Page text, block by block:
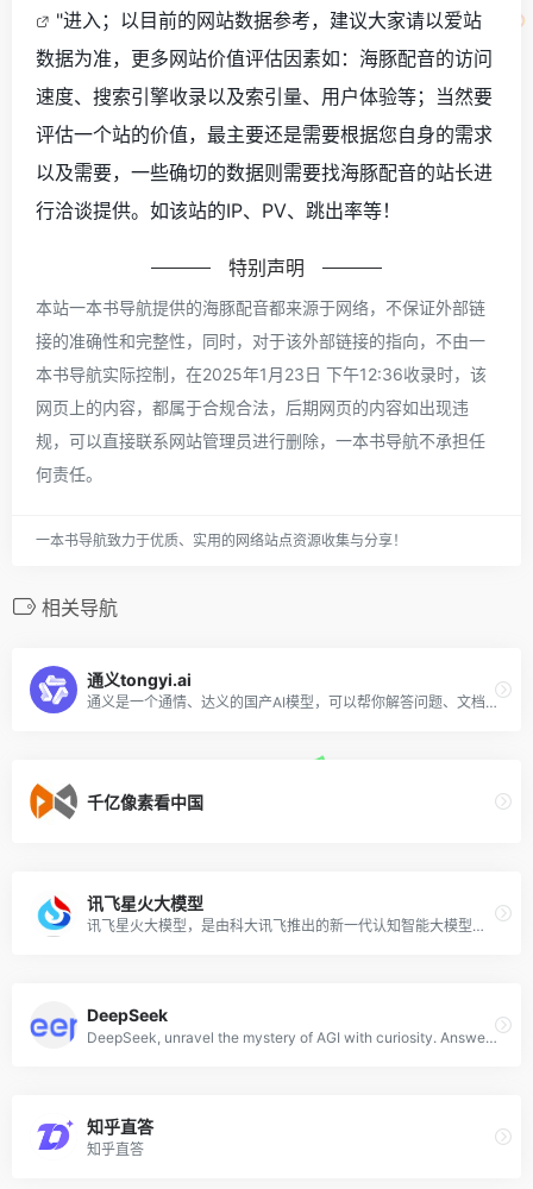
"进入；以目前的网站数据参考，建议大家请以爱站
数据为准，更多网站价值评估因素如：海豚配音的访问
速度、搜索引擎收录以及索引量、用户体验等；当然要
评估一个站的价值，最主要还是需要根据您自身的需求
以及需要，一些确切的数据则需要找海豚配音的站长进
行洽谈提供。如该站的IP、PV、跳出率等！
特别声明
本站一本书导航提供的海豚配音都来源于网络，不保证外部链
接的准确性和完整性，同时，对于该外部链接的指向，不由一
本书导航实际控制，在2025年1月23日 下午12:36收录时，该
网页上的内容，都属于合规合法，后期网页的内容如出现违
规，可以直接联系网站管理员进行删除，一本书导航不承担任
何责任。
一本书导航致力于优质、实用的网络站点资源收集与分享！
相关导航
通义tongyi.ai
通义是一个通情、达义的国产AI模型，可以帮你解答问题、文档阅读、联网搜索并写作总结，最多支持1000万字的文档速读。通义tongyi.ai_你的全能AI助手
千亿像素看中国
讯飞星火大模型
讯飞星火大模型，是由科大讯飞推出的新一代认知智能大模型，拥有跨领域的知识和语言理解能力，能够基于自然对话方式理解与执行任务，提供语言理解、知识问答、逻辑推理、数学题解答、代码理解与编写等多种能力。
DeepSeek
DeepSeek, unravel the mystery of AGI with curiosity. Answer the essential question with long-termism.
知乎直答
知乎直答